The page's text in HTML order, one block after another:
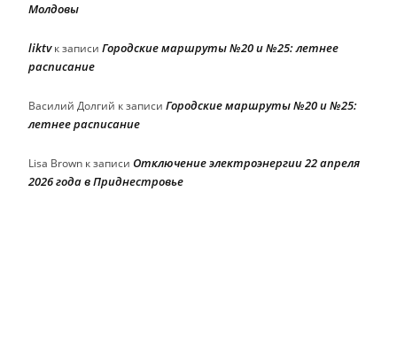
Молдовы
liktvк записи Городские маршруты №20 и №25: летнее
расписание
Василий Долгий к записи Городские маршруты №20 и №25:
летнее расписание
Lisa Brown к записи Отключение электроэнергии 22 апреля
2026 года в Приднестровье